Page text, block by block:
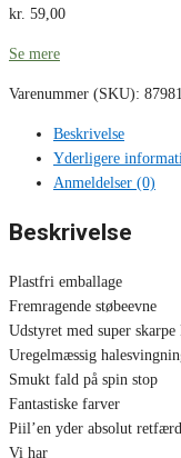
kr. 59,00
Se mere
Varenummer (SKU):
Beskrivelse
Yderligere
Anmeldelser (0)
Beskrivelse
Plastfri emballage
Fremragende støbeevne
Udstyret med super
Uregelmæssig
Smukt fald på spin stop
Fantastiske farver
Piil’en yder absolut
Vi har